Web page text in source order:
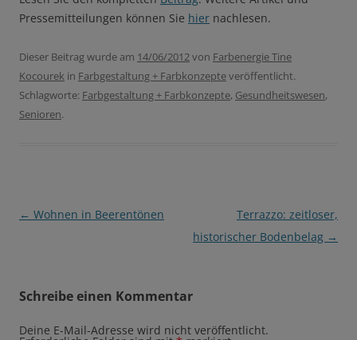
Pressemitteilungen können Sie hier nachlesen.
Dieser Beitrag wurde am 14/06/2012von Farbenergie Tine
Kocourek in Farbgestaltung + Farbkonzepteveröffentlicht.
Schlagworte: Farbgestaltung + Farbkonzepte, Gesundheitswesen,
Senioren.
Beitragsnavigation
← Wohnen in Beerentönen
Terrazzo: zeitloser,
historischer Bodenbelag →
Schreibe einen Kommentar
Deine E-Mail-Adresse wird nicht veröffentlicht.